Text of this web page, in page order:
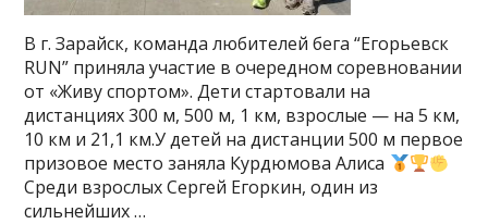
В г. Зарайск, команда любителей бега “Егорьевск
RUN” приняла участие в очередном соревновании
от «Живу спортом». Дети стартовали на
дистанциях 300 м, 500 м, 1 км, взрослые — на 5 км,
10 км и 21,1 км.У детей на дистанции 500 м первое
призовое место заняла Курдюмова Алиса
Среди взрослых Сергей Егоркин, один из
сильнейших …